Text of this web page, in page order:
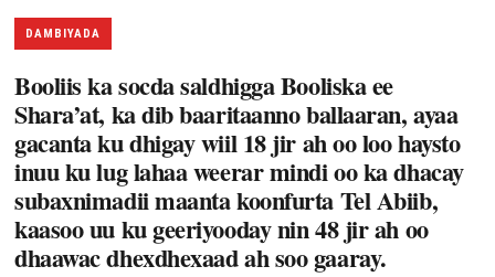
DAMBIYADA
Booliis ka socda saldhigga Booliska ee
Shara’at, ka dib baaritaanno ballaaran, ayaa
gacanta ku dhigay wiil 18 jir ah oo loo haysto
inuu ku lug lahaa weerar mindi oo ka dhacay
subaxnimadii maanta koonfurta Tel Abiib,
kaasoo uu ku geeriyooday nin 48 jir ah oo
dhaawac dhexdhexaad ah soo gaaray.